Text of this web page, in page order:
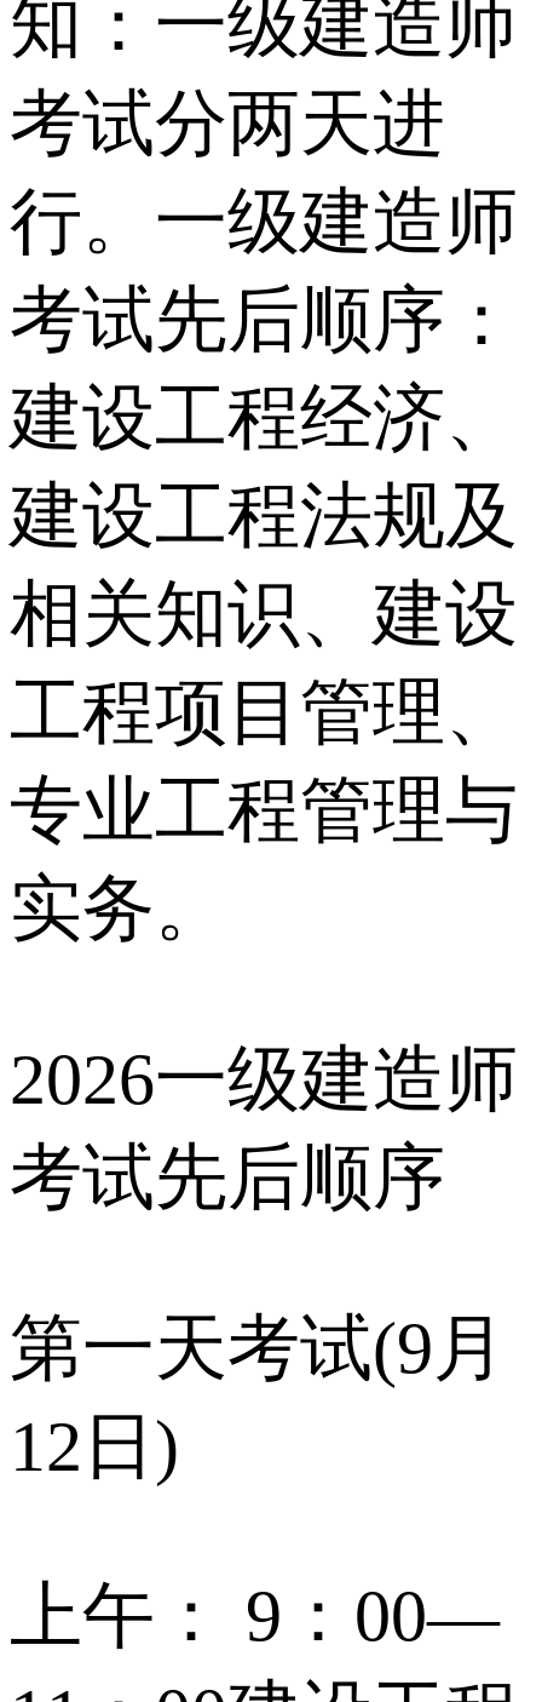
知：一级建造师
考试分两天进
行。一级建造师
考试先后顺序：
建设工程经济、
建设工程法规及
相关知识、建设
工程项目管理、
专业工程管理与
实务。
2026一级建造师
考试先后顺序
第一天考试(9月
12日)
上午： 9：00—